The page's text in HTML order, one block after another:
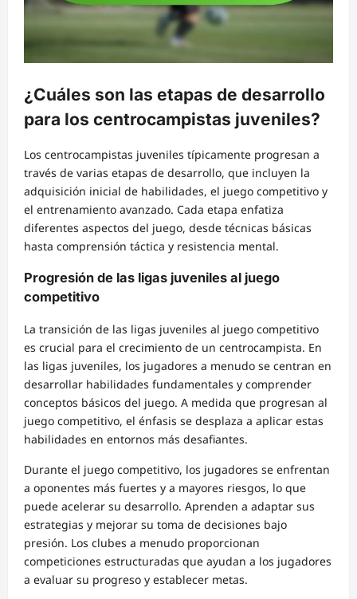
¿Cuáles son las etapas de desarrollo
para los centrocampistas juveniles?
Los centrocampistas juveniles típicamente progresan a
través de varias etapas de desarrollo, que incluyen la
adquisición inicial de habilidades, el juego competitivo y
el entrenamiento avanzado. Cada etapa enfatiza
diferentes aspectos del juego, desde técnicas básicas
hasta comprensión táctica y resistencia mental.
Progresión de las ligas juveniles al juego
competitivo
La transición de las ligas juveniles al juego competitivo
es crucial para el crecimiento de un centrocampista. En
las ligas juveniles, los jugadores a menudo se centran en
desarrollar habilidades fundamentales y comprender
conceptos básicos del juego. A medida que progresan al
juego competitivo, el énfasis se desplaza a aplicar estas
habilidades en entornos más desafiantes.
Durante el juego competitivo, los jugadores se enfrentan
a oponentes más fuertes y a mayores riesgos, lo que
puede acelerar su desarrollo. Aprenden a adaptar sus
estrategias y mejorar su toma de decisiones bajo
presión. Los clubes a menudo proporcionan
competiciones estructuradas que ayudan a los jugadores
a evaluar su progreso y establecer metas.